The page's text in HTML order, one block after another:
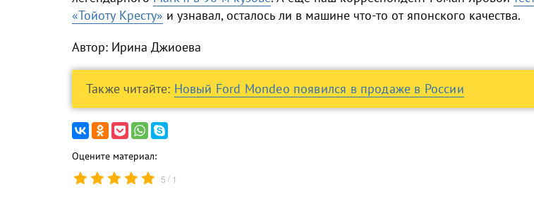
«Тойоту Кресту» и узнавал, осталось ли в машине что-то от японского качества.
Автор: Ирина Джиоева
Также читайте: Новый Ford Mondeo появился в продаже в России
Оцените материал:
5 / 1